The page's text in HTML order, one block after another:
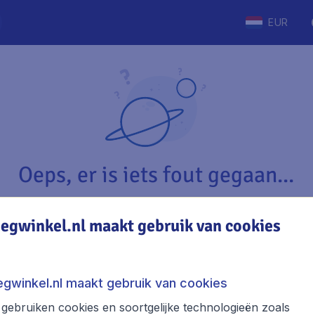
EUR
Oeps, er is iets fout gegaan...
Over Vliegwinkel.nl
maakt gebruik van cookies
maakt gebruik van cookies
cookies en soortgelijke technologieën zoals